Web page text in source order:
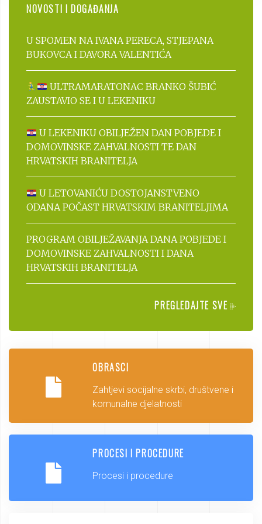
NOVOSTI I DOGAĐANJA
U SPOMEN NA IVANA PERECA, STJEPANA
BUKOVCA I DAVORA VALENTIĆA
ULTRAMARATONAC BRANKO ŠUBIĆ
ZAUSTAVIO SE I U LEKENIKU
U LEKENIKU OBILJEŽEN DAN POBJEDE I
DOMOVINSKE ZAHVALNOSTI TE DAN
HRVATSKIH BRANITELJA
U LETOVANIĆU DOSTOJANSTVENO
ODANA POČAST HRVATSKIM BRANITELJIMA
PROGRAM OBILJEŽAVANJA DANA POBJEDE I
DOMOVINSKE ZAHVALNOSTI I DANA
HRVATSKIH BRANITELJA
PREGLEDAJTE SVE
OBRASCI
Zahtjevi socijalne skrbi, društvene i
komunalne djelatnosti
PROCESI I PROCEDURE
Procesi i procedure